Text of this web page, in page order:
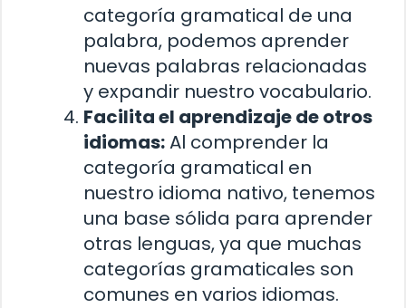
categoría gramatical de una
palabra, podemos aprender
nuevas palabras relacionadas
y expandir nuestro vocabulario.
Facilita el aprendizaje de otros
idiomas:Al comprender la
categoría gramatical en
nuestro idioma nativo, tenemos
una base sólida para aprender
otras lenguas, ya que muchas
categorías gramaticales son
comunes en varios idiomas.